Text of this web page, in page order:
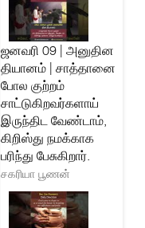
ஜனவரி 09 | அனுதின
தியானம் | சாத்தானை
போல குற்றம்
சாட்டுகிறவர்களாய்
இருந்திட வேண்டாம்,
கிறிஸ்து நமக்காக
பரிந்து பேசுகிறார்.
சகரியா பூணன்